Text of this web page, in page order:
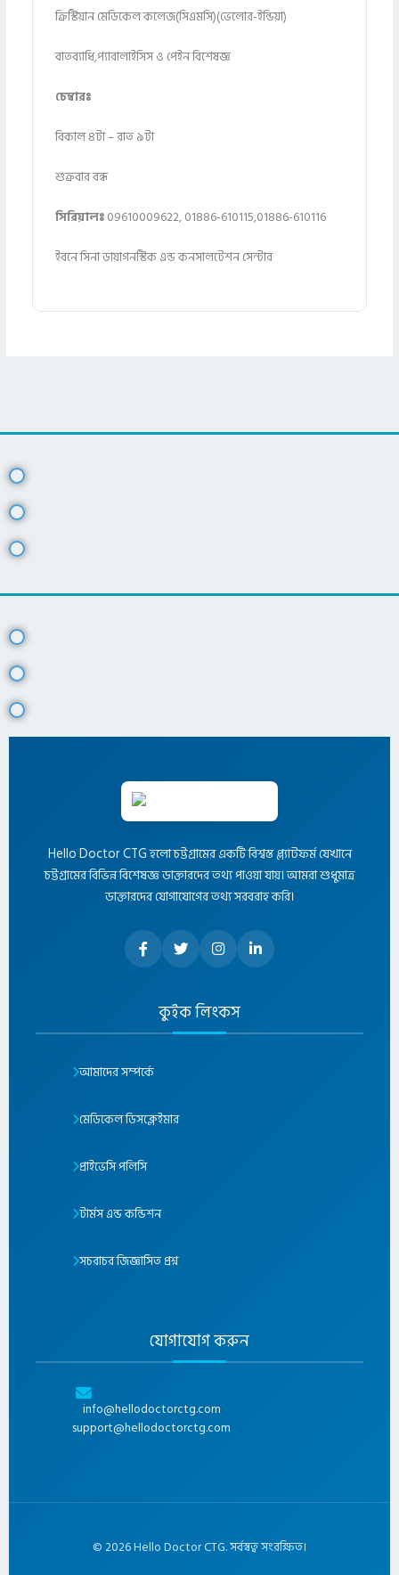
ক্রিস্টিয়ান মেডিকেল কলেজ(সিএমসি)(ভেলোর-ইন্ডিয়া)
বাতব্যাধি,প্যারালাইসিস ও পেইন বিশেষজ্ঞ
চেম্বারঃ
বিকাল ৪টা – রাত ৯টা
শুক্রবার বন্ধ
সিরিয়ালঃ09610009622, 01886-610115,01886-610116
ইবনে সিনা ডায়াগনস্টিক এন্ড কনসালটেশন সেন্টার
Hello Doctor CTG হলো চট্টগ্রামের একটি বিশ্বস্ত প্ল্যাটফর্ম যেখানে
চট্টগ্রামের বিভিন্ন বিশেষজ্ঞ ডাক্তারদের তথ্য পাওয়া যায়। আমরা শুধুমাত্র
ডাক্তারদের যোগাযোগের তথ্য সরবরাহ করি।
কুইক লিংকস
আমাদের সম্পর্কে
মেডিকেল ডিসক্লেইমার
প্রাইভেসি পলিসি
টার্মস এন্ড কন্ডিশন
সচরাচর জিজ্ঞাসিত প্রশ্ন
যোগাযোগ করুন
info@hellodoctorctg.com
support@hellodoctorctg.com
©2026Hello Doctor CTG. সর্বস্বত্ব সংরক্ষিত।